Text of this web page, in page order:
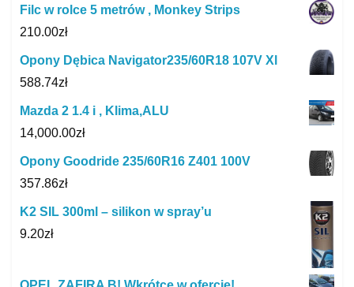
Filc w rolce 5 metrów , Monkey Strips
210.00zł
Opony Dębica Navigator235/60R18 107V Xl
588.74zł
Mazda 2 1.4 i , Klima,ALU
14,000.00zł
Opony Goodride 235/60R16 Z401 100V
357.86zł
K2 SIL 300ml – silikon w spray’u
9.20zł